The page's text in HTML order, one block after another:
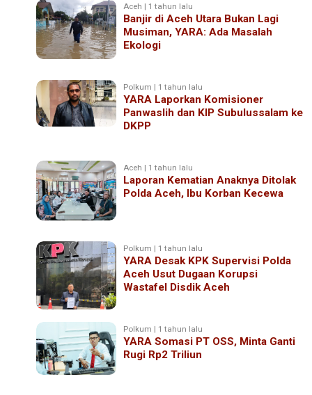
Aceh | 1 tahun lalu
Banjir di Aceh Utara Bukan Lagi
Musiman, YARA: Ada Masalah
Ekologi
Polkum | 1 tahun lalu
YARA Laporkan Komisioner
Panwaslih dan KIP Subulussalam ke
DKPP
Aceh | 1 tahun lalu
Laporan Kematian Anaknya Ditolak
Polda Aceh, Ibu Korban Kecewa
Polkum | 1 tahun lalu
YARA Desak KPK Supervisi Polda
Aceh Usut Dugaan Korupsi
Wastafel Disdik Aceh
Polkum | 1 tahun lalu
YARA Somasi PT OSS, Minta Ganti
Rugi Rp2 Triliun